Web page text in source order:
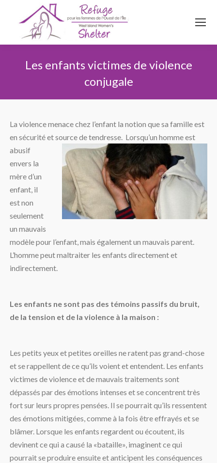
Les enfants victimes de violence
conjugale
La violence menace chez l’enfant la notion que sa famille est
en sécurité et source de tendresse. Lorsqu’un homme est
abusif
envers la
mère d’un
enfant, il
est non
seulement
un mauvais
modèle pour l’enfant, mais également un mauvais parent.
L’homme peut maltraiter les enfants directement et
indirectement.
Les enfants ne sont pas des témoins passifs du bruit,
de la tension et de la violence à la maison :
Les petits yeux et petites oreilles ne ratent pas grand-chose
et se rappellent de ce qu’ils voient et entendent. Les enfants
victimes de violence et de mauvais traitements sont
dépassés par des émotions intenses et se concentrent très
fort sur leurs propres pensées. Il se pourrait qu’ils ressentent
des émotions mitigées, comme à la fois être effrayés et se
blâmer. Lorsque les enfants regardent ou écoutent, ils
devinent ce qui a causé la «bataille», imaginent ce qui
pourrait se produire ensuite et anticipent les conséquences